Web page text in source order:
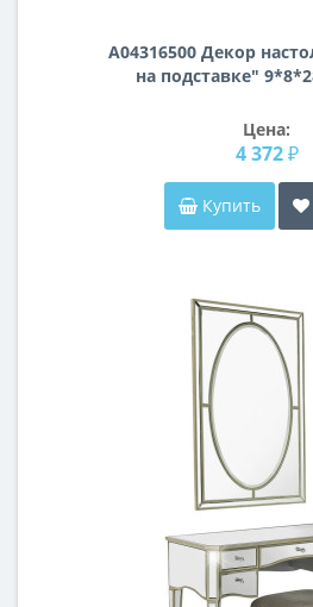
A04316500 Декор
на подставке"
Цена:
4 372 ₽
Купить